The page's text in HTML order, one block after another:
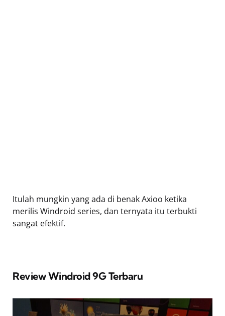
Itulah mungkin yang ada di benak Axioo ketika
merilis Windroid series, dan ternyata itu terbukti
sangat efektif.
Review Windroid 9G Terbaru